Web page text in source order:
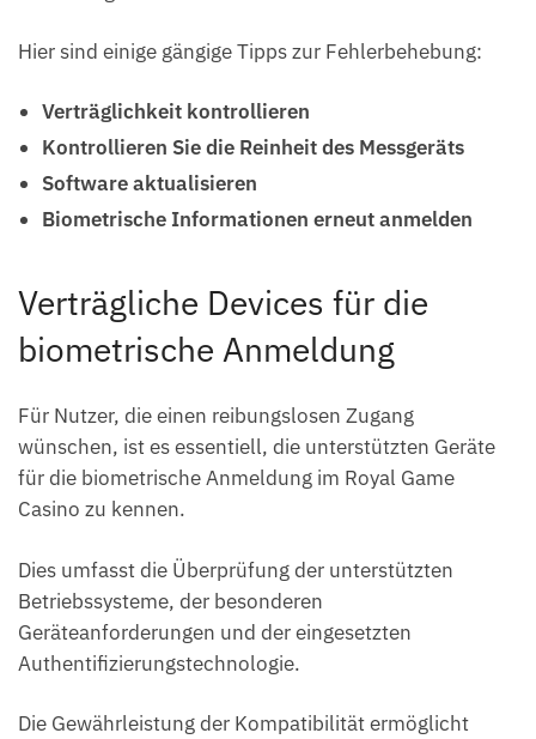
Hier sind einige gängige Tipps zur Fehlerbehebung:
Verträglichkeit kontrollieren
Kontrollieren Sie die Reinheit des Messgeräts
Software aktualisieren
Biometrische Informationen erneut anmelden
Verträgliche Devices für die
biometrische Anmeldung
Für Nutzer, die einen reibungslosen Zugang
wünschen, ist es essentiell, die unterstützten Geräte
für die biometrische Anmeldung im Royal Game
Casino zu kennen.
Dies umfasst die Überprüfung der unterstützten
Betriebssysteme, der besonderen
Geräteanforderungen und der eingesetzten
Authentifizierungstechnologie.
Die Gewährleistung der Kompatibilität ermöglicht